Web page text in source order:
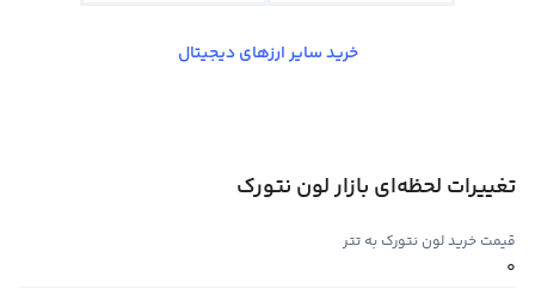
خرید سایر ارزهای دیجیتال
تغییرات لحظه‌ای بازار لون نتورک
قیمت خرید لون نتورک به تتر
0